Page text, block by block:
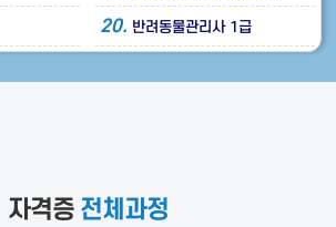
20. 반려동물관리사 1급
자격증 전체과정